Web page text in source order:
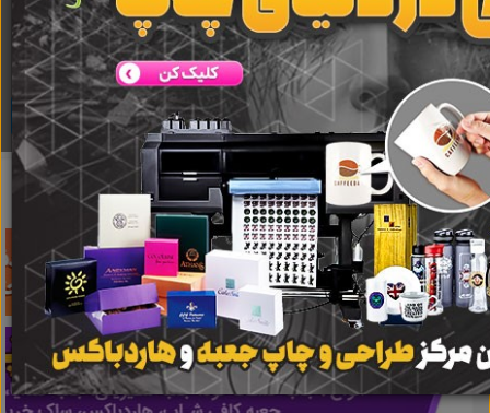
برنامه اندروید تبلیغ شو
مرجع نیازمندیها و تبلیغات اینترنتی
دانلود
تبلیغ شو کمک فنر نتایج جستجو برای برچسب کمک فنر